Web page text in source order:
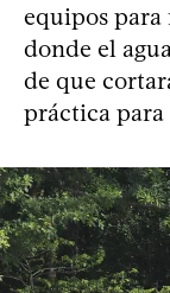
equipos para
donde el
de que
práctica para